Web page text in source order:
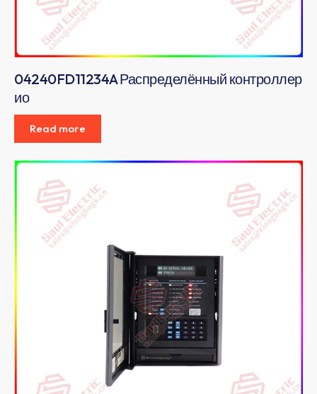
04240FD11234A Распределённый контроллер
ио
Read more